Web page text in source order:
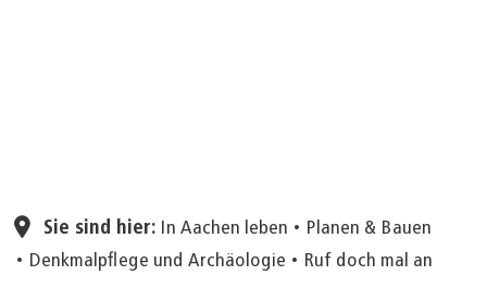
Sie sind hier: In Aachen leben
Planen & Bauen
Denkmalpflege und Archäologie
Ruf doch mal an